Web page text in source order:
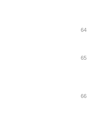
64
65
66